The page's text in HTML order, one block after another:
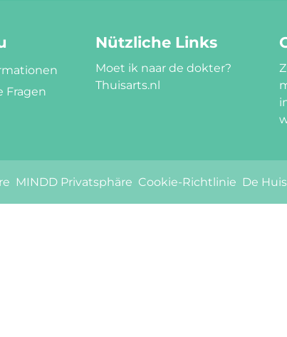
Fragen
Nützliche Links
Moet ik naar de dokter?
Thuisarts.nl
MINDD Privatsphäre Cookie-Richtlinie De